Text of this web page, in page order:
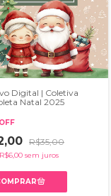
Digital | Coletiva
Natal 2025
OFF
R$35,00
R$6,00 sem juros